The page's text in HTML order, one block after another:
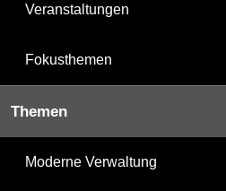
Veranstaltungen
Fokusthemen
Themen
Moderne Verwaltung